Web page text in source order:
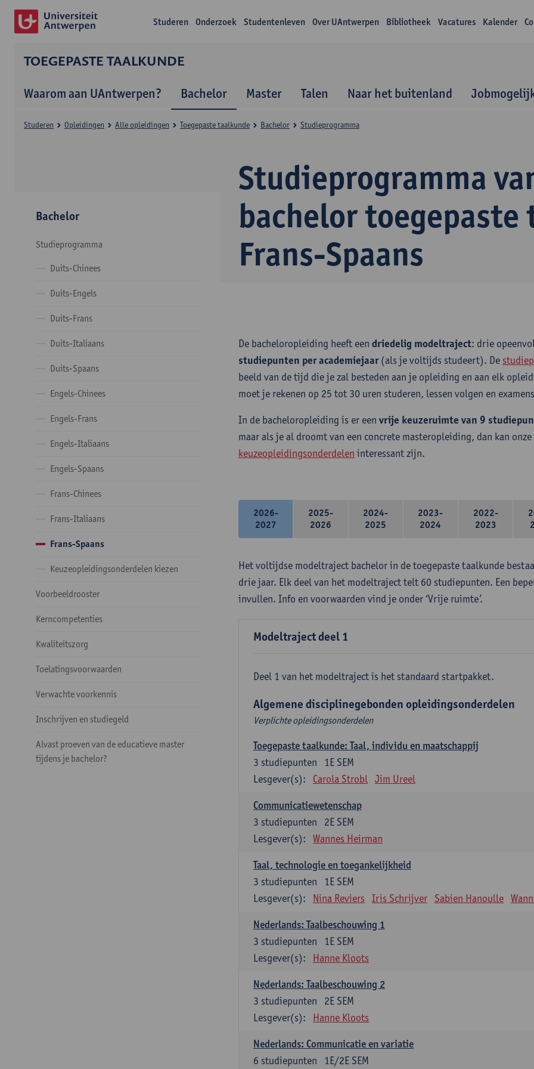
Studeren Onderzoek Studentenleven Over UAntwerpen Bibliotheek Vacatures Kalender
TOEGEPASTE TAALKUNDE
Waarom aan UAntwerpen? Bachelor Master Talen Naar het buitenland
Studieprogramma
bachelor
Frans-Spaans
Studeren Opleidingen Alle opleidingen Toegepaste taalkunde Bachelor Studieprogramma
Bachelor
Studieprogramma
Duits-Chinees
Duits-Engels
Duits-Frans
Duits-Italiaans
Duits-Spaans
Engels-Chinees
Engels-Frans
Engels-Italiaans
Engels-Spaans
Frans-Chinees
Frans-Italiaans
Frans-Spaans
Keuzeopleidingsonderdelen kiezen
Voorbeeldrooster
Kerncompetenties
Kwaliteitszorg
Toelatingsvoorwaarden
Verwachte voorkennis
Inschrijven en studiegeld
Alvast proeven van de educatieve master
tijdens je bachelor?
De bacheloropleiding heeft een driedelig modeltraject: drie
studiepunten per academiejaar(als je voltijds studeert). De
beeld van de tijd die je zal besteden aan je opleiding en aan elk
moet je rekenen op 25 tot 30 uren studeren, lessen volgen en
In de bacheloropleiding is er een vrije keuzeruimte van 9
maar als je al droomt van een concrete masteropleiding, dan kan onze
keuzeopleidingsonderdelen interessant zijn.
2026-
2027
2025-
2026
2024-
2025
2023-
2024
2022-
2023
Het voltijdse modeltraject bachelor in de toegepaste taalkunde
drie jaar. Elk deel van het modeltraject telt 60 studiepunten. Een
invullen. Info en voorwaarden vind je onder ‘Vrije ruimte’.
Modeltraject deel 1
Deel 1 van het modeltraject is het standaard startpakket.
Algemene disciplinegebonden opleidingsonderdelen
Verplichte opleidingsonderdelen
Toegepaste taalkunde: Taal, individu en maatschappij
1E SEM
3 studiepunten
Lesgever(s):
Carola Strobl Jim Ureel
Communicatiewetenschap
2E SEM
3 studiepunten
Lesgever(s):
Wannes Heirman
Taal, technologie en toegankelijkheid
1E SEM
3 studiepunten
Lesgever(s):
Nina Reviers Iris Schrijver Sabien Hanoulle
Nederlands: Taalbeschouwing 1
1E SEM
3 studiepunten
Lesgever(s):
Hanne Kloots
Nederlands: Taalbeschouwing 2
2E SEM
3 studiepunten
Lesgever(s):
Hanne Kloots
Nederlands: Communicatie en variatie
1E/2E SEM
6 studiepunten